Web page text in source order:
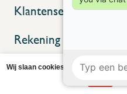
Klantenservice
Rekening
Wij slaan cookies op om onze